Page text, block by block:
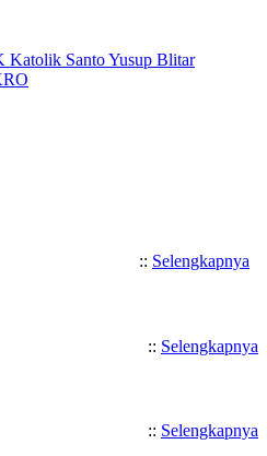
Katolik Santo Yusup Blitar
:: Selengkapnya
:: Selengkapnya
:: Selengkapnya